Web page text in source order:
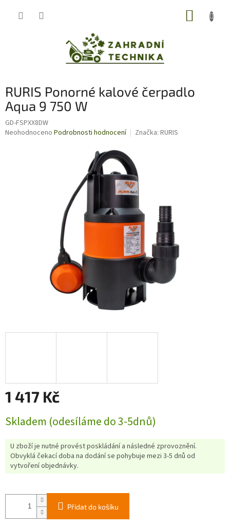
RURIS Ponorné kalové čerpadlo
Aqua 9 750 W
GD-FSPXX8DW
Průměrné
Neohodnoceno Podrobnosti hodnocení Značka: RURIS
1 417 Kč
cena:
Skladem (odesíláme do 3-5dnů)
U zboží je nutné provést poskládání a následné zprovoznění.
Obvyklá čekací doba na dodání se pohybuje mezi 3-5 dnů od
vytvoření objednávky.
Přidat do košíku